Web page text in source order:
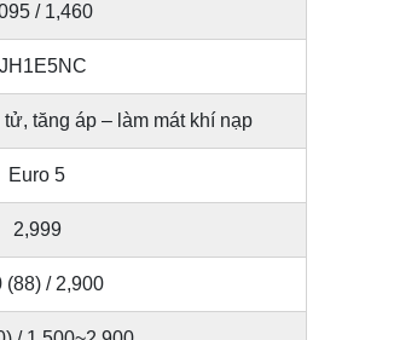
/ 1,460
tăng áp – làm mát khí nạp
Euro 5
2,999
(88) / 2,900